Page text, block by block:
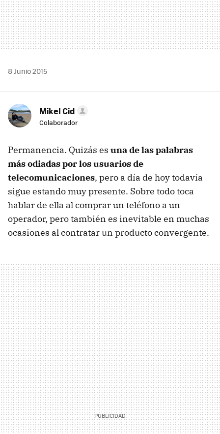
8 Junio 2015
Mikel Cid
Colaborador
Permanencia. Quizás es una de las palabras
más odiadas por los usuarios de
telecomunicaciones, pero a día de hoy todavía
sigue estando muy presente. Sobre todo toca
hablar de ella al comprar un teléfono a un
operador, pero también es inevitable en muchas
ocasiones al contratar un producto convergente.